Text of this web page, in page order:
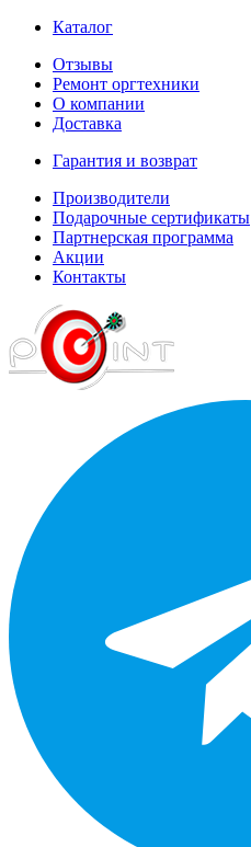
Каталог
Отзывы
Ремонт оргтехники
О компании
Доставка
Гарантия и возврат
Производители
Подарочные сертификаты
Партнерская программа
Акции
Контакты